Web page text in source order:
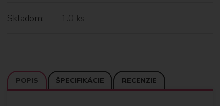
Skladom: 1.0 ks
POPIS ŠPECIFIKÁCIE RECENZIE